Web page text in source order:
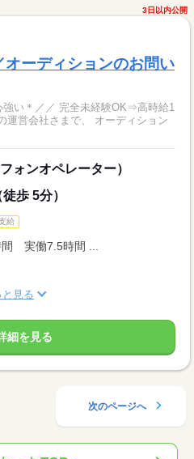
3日以内公開
オーディションのお問い
経験OK⇒高時給1
ォンオペレーター）
歩 5分）
給
実働7.5時間 ...
と見る
細を見る
次のページへ